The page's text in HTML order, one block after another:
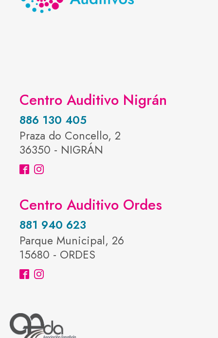
Centro Auditivo Nigrán
886 130 405
Praza do Concello, 2
36350 - NIGRÁN
Centro Auditivo Ordes
881 940 623
Parque Municipal, 26
15680 - ORDES